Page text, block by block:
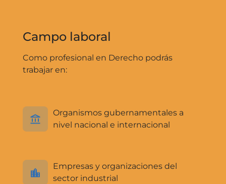
Campo laboral
Como profesional en Derecho podrás
trabajar en:
Organismos gubernamentales a
nivel nacional e internacional
Empresas y organizaciones del
sector industrial